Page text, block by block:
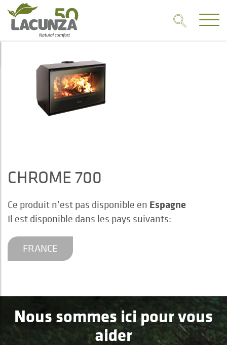
CHROME 700
Ce produit n’est pas disponible en Espagne
Il est disponible dans les pays suivants:
FRANCE
Nous sommes ici pour vous
aider